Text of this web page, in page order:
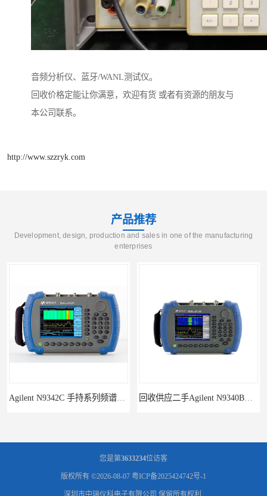
音频分析仪、蓝牙/WANL测试仪。
回收价格定能让你满意，欢迎有货 或者有资源的朋友与
本公司联系。
http://www.szzryk.com
产品推荐
Development, design, production and sales in one of the manufacturing
enterprises
Agilent N9342C 手持系列频谱分析仪 回收供应二手Agilent N9340B手持式系列频谱分析仪
您是第3633234位访客
版权所有 ©2026-08-07 粤ICP备2025424742号-1